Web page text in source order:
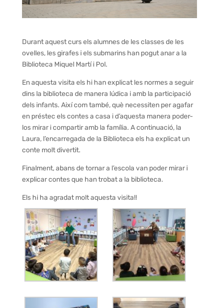
Durant aquest curs els alumnes de les classes de les
ovelles, les girafes i els submarins han pogut anar a la
Biblioteca Miquel Martí i Pol.
En aquesta visita els hi han explicat les normes a seguir
dins la biblioteca de manera lúdica i amb la participació
dels infants. Així com també, què necessiten per agafar
en préstec els contes a casa i d’aquesta manera poder-
los mirar i compartir amb la família. A continuació, la
Laura, l’encarregada de la Biblioteca els ha explicat un
conte molt divertit.
Finalment, abans de tornar a l’escola van poder mirar i
explicar contes que han trobat a la biblioteca.
Els hi ha agradat molt aquesta visita!!